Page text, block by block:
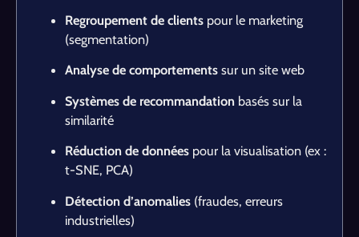
Regroupement de clients pour le marketing
(segmentation)
Analyse de comportements sur un site web
Systèmes de recommandation basés sur la
similarité
Réduction de données pour la visualisation (ex :
t-SNE, PCA)
Détection d’anomalies (fraudes, erreurs
industrielles)